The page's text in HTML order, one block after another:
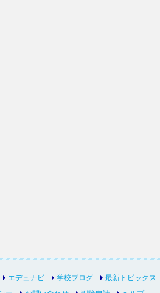
エデュナビ 学校ブログ 最新トピックス